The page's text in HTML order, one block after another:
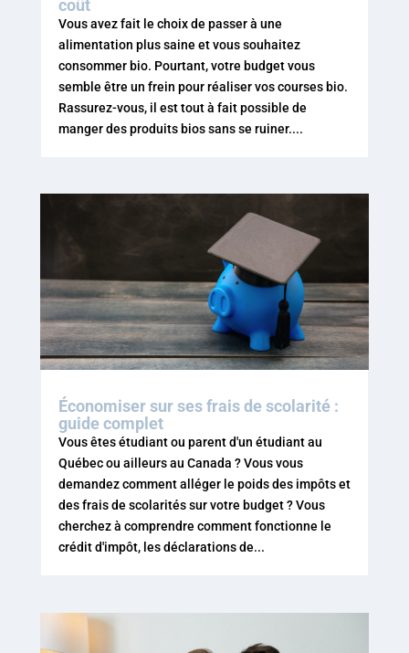
coût
Vous avez fait le choix de passer à une
alimentation plus saine et vous souhaitez
consommer bio. Pourtant, votre budget vous
semble être un frein pour réaliser vos courses bio.
Rassurez-vous, il est tout à fait possible de
manger des produits bios sans se ruiner....
Économiser sur ses frais de scolarité :
guide complet
Vous êtes étudiant ou parent d'un étudiant au
Québec ou ailleurs au Canada ? Vous vous
demandez comment alléger le poids des impôts et
des frais de scolarités sur votre budget ? Vous
cherchez à comprendre comment fonctionne le
crédit d'impôt, les déclarations de...